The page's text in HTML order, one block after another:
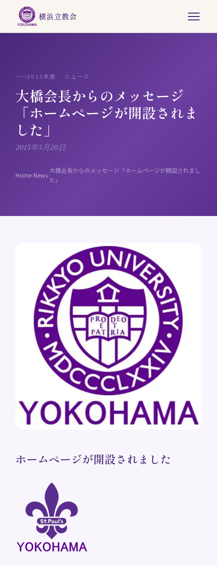
横浜立教会
2015年度 · ニュース
大橋会長からのメッセージ
「ホームページが開設されま
した」
2015年5月20日
Home›News›
大橋会長からのメッセージ「ホームページが開設されまし
た」
ホームページが開設されました